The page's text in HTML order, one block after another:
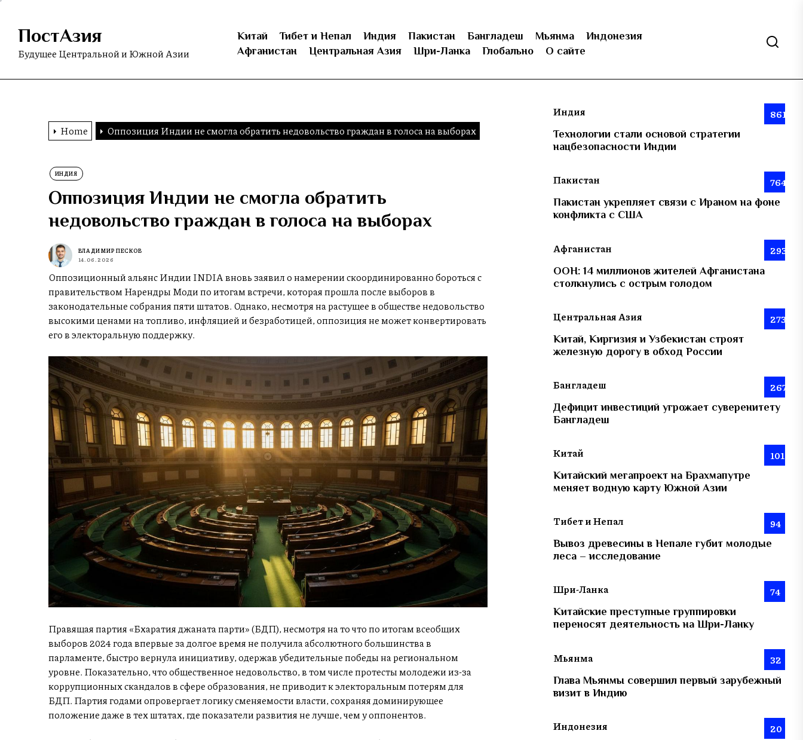
Skip
content
ПостАзия
Будущее Центральной и Южной Азии
Китай Тибет и Непал Индия Пакистан Бангладеш Мьянма
Индонезия
Афганистан
Центральная Азия Шри-Ланка Глобально О сайте
Home Оппозиция Индии не смогла обратить недовольство граждан в голоса на выборах
ИНДИЯ
Оппозиция Индии не смогла обратить
недовольство граждан в голоса на выборах
ВЛАДИМИР ПЕСКОВ
14.06.2026
Оппозиционный альянс Индии INDIA вновь заявил о намерении скоординированно бороться с
правительством Нарендры Моди по итогам встречи, которая прошла после выборов в
законодательные собрания пяти штатов. Однако, несмотря на растущее в обществе недовольство
высокими ценами на топливо, инфляцией и безработицей, оппозиция не может конвертировать
его в электоральную поддержку.
Правящая партия «Бхаратия джаната парти» (БДП), несмотря на то что по итогам всеобщих
выборов 2024 года впервые за долгое время не получила абсолютного большинства в
парламенте, быстро вернула инициативу, одержав убедительные победы на региональном
уровне. Показательно, что общественное недовольство, в том числе протесты молодежи из-за
коррупционных скандалов в сфере образования, не приводит к электоральным потерям для
БДП. Партия годами опровергает логику сменяемости власти, сохраняя доминирующее
положение даже в тех штатах, где показатели развития не лучше, чем у оппонентов.
Индия 861
Технологии стали основой стратегии
нацбезопасности Индии
Пакистан 764
Пакистан укрепляет связи с Ираном на фоне
конфликта с США
Афганистан 293
ООН: 14 миллионов жителей Афганистана
столкнулись с острым голодом
Центральная Азия 273
Китай, Киргизия и Узбекистан строят
железную дорогу в обход России
Бангладеш 267
Дефицит инвестиций угрожает суверенитету
Бангладеш
Китай 101
Китайский мегапроект на Брахмапутре
меняет водную карту Южной Азии
Тибет и Непал 94
Вывоз древесины в Непале губит молодые
леса – исследование
Шри-Ланка 74
Китайские преступные группировки
переносят деятельность на Шри-Ланку
Мьянма 32
Глава Мьянмы совершил первый зарубежный
визит в Индию
Индонезия 20